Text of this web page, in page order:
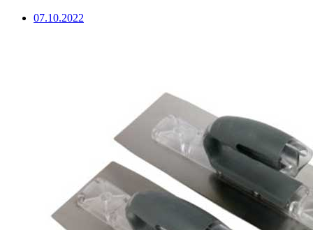
07.10.2022